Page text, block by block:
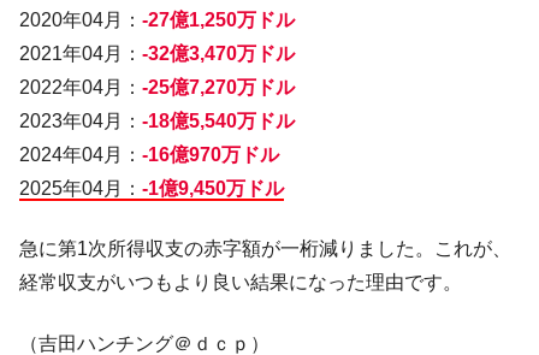
にぶん殴る法案」提出！⇒ クーパン問題は合衆国企業に対
する差別。許してはおかぬ
『Money1』
韓国ボンクラ政策室長･金容範、株価暴落に
『Money1』
韓国半導体『SKハイニックス』2026年2Qの
業績「史上最高益」当期純利益は前年同期比13.4倍に。
機 ⇒ 10.7兆では損が出るからできない。
『Money1』
【速報】韓国株式市場の暴落・本日07月29
発動！
2020年04月： -27億1,250万ドル
2021年04月： -32億3,470万ドル
2022年04月： -25億7,270万ドル
2023年04月： -18億5,540万ドル
2024年04月： -16億970万ドル
2025年04月： -1億9,450万ドル
急に第1次所得収支の赤字額が一桁減りました。これが、
経常収支がいつもより良い結果になった理由です。
（吉田ハンチング＠ｄｃｐ）